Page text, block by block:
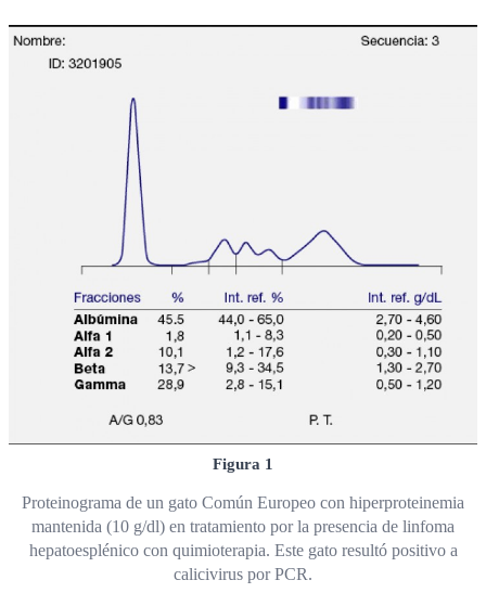
Figura 1
Proteinograma de un gato Común Europeo con hiperproteinemia
mantenida (10 g/dl) en tratamiento por la presencia de linfoma
hepatoesplénico con quimioterapia. Este gato resultó positivo a
calicivirus por PCR.